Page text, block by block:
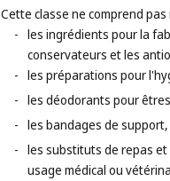
Cette classe ne comprend
- les ingrédients pour la
conservateurs et les
- les préparations pour
- les déodorants pour
- les bandages de
- les substituts de repas
usage médical ou